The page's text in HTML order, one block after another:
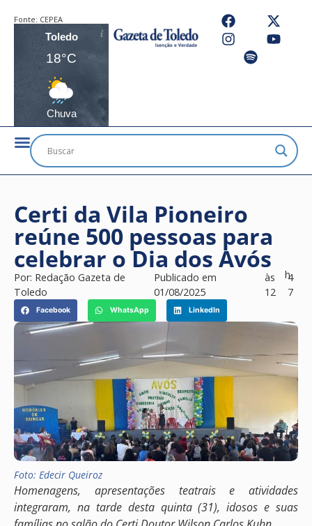
Fonte: CEPEA
Toledo
18°C
Chuva
Certi da Vila Pioneiro
reúne 500 pessoas para
celebrar o Dia dos Avós
Por: Redação Gazeta de
Toledo
Publicado em
01/08/2025
às
12
h4
7
Facebook WhatsApp LinkedIn
Foto: Edecir Queiroz
Homenagens, apresentações teatrais e atividades
integraram, na tarde desta quinta (31), idosos e suas